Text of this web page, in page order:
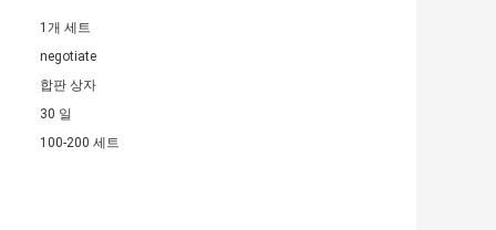
1개 세트
negotiate
합판 상자
30 일
100-200 세트